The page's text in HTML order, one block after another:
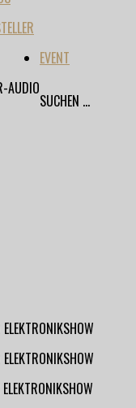
AUDIO
EVENT
SUCHEN ...